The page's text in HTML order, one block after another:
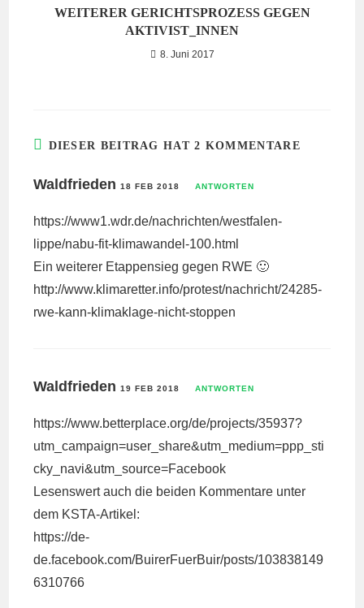
WEITERER GERICHTSPROZESS GEGEN
AKTIVIST_INNEN
8. Juni 2017
DIESER BEITRAG HAT 2 KOMMENTARE
Waldfrieden18 FEB 2018 ANTWORTEN
https://www1.wdr.de/nachrichten/westfalen-
lippe/nabu-fit-klimawandel-100.html
Ein weiterer Etappensieg gegen RWE 🙂
http://www.klimaretter.info/protest/nachricht/24285-
rwe-kann-klimaklage-nicht-stoppen
Waldfrieden19 FEB 2018 ANTWORTEN
https://www.betterplace.org/de/projects/35937?
utm_campaign=user_share&utm_medium=ppp_sti
cky_navi&utm_source=Facebook
Lesenswert auch die beiden Kommentare unter
dem KSTA-Artikel:
https://de-
de.facebook.com/BuirerFuerBuir/posts/103838149
6310766